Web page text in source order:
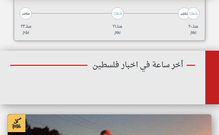
منذ ٢٣
يوم
منذ ٢١
يوم
منذ ٢٠
يوم
أخر ساعة في اخبار فلسطين